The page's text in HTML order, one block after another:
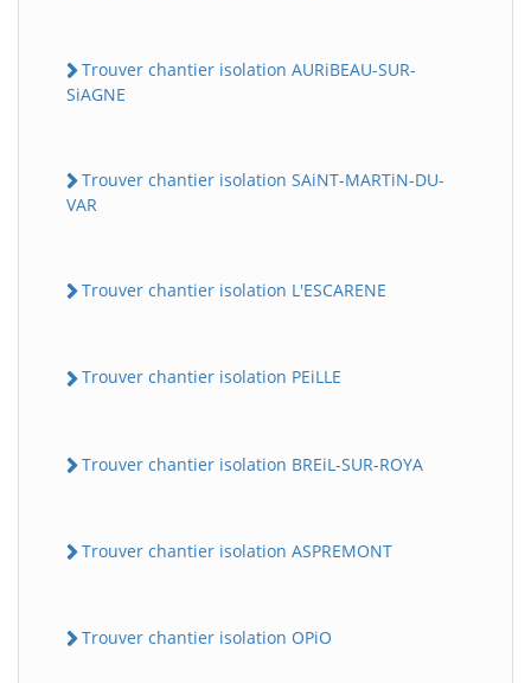
Trouver chantier isolation AURiBEAU-SUR-
SiAGNE
Trouver chantier isolation SAiNT-MARTiN-DU-
VAR
Trouver chantier isolation L'ESCARENE
Trouver chantier isolation PEiLLE
Trouver chantier isolation BREiL-SUR-ROYA
Trouver chantier isolation ASPREMONT
Trouver chantier isolation OPiO